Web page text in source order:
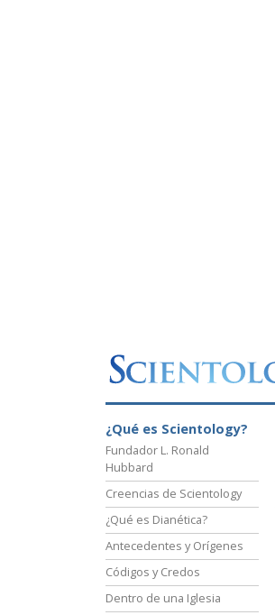
¿Qué es Scientology?
Fundador L. Ronald
Hubbard
Creencias de Scientology
¿Qué es Dianética?
Antecedentes y Orígenes
Códigos y Credos
Dentro de una Iglesia